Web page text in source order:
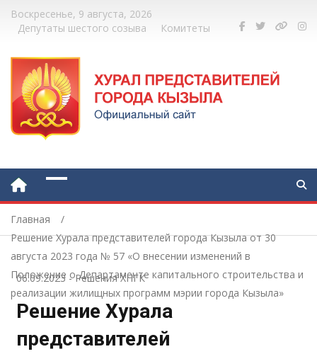
Воскресенье, 9 августа, 2026
Депутаты шестого созыва
Комитеты
Главная
Решение Хурала представителей города Кызыла от 30
августа 2023 года № 57 «О внесении изменений в
Положение о Департаменте капитального строительства и
реализации жилищных программ мэрии города Кызыла»
06.09.2023 - Решения ХПГК
Решение Хурала
представителей